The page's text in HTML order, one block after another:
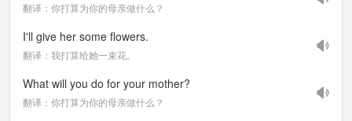
翻译：你打算为你的母亲做什么？
I'll give her some flowers.
翻译：我打算给她一束花。
What will you do for your mother?
翻译：你打算为你的母亲做什么？